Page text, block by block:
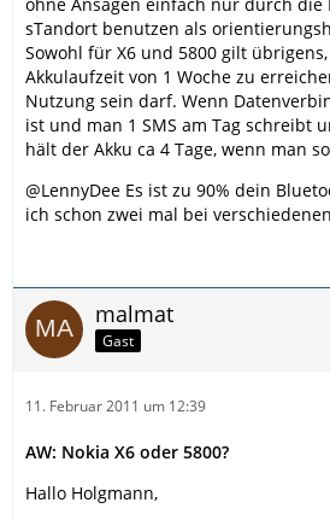
sTandort benutzen als
Sowohl für X6 und 5800 gilt
Akkulaufzeit von 1 Woche zu
Nutzung sein darf. Wenn
ist und man 1 SMS am Tag schreibt
hält der Akku ca 4 Tage, wenn man
@LennyDee Es ist zu 90% dein
ich schon zwei mal bei
malmat
Gast
11. Februar 2011 um 12:39
AW: Nokia X6 oder 5800?
Hallo Holgmann,